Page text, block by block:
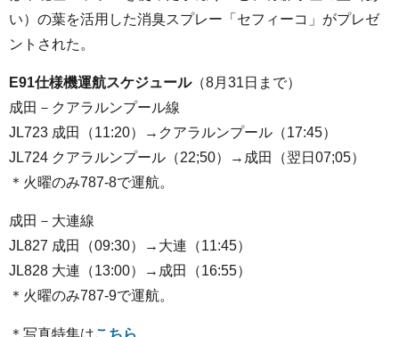
い）の葉を活用した消臭スプレー「セフィーコ」がプレゼ
ントされた。
E91仕様機運航スケジュール（8月31日まで）
成田－クアラルンプール線
JL723 成田（11:20）→クアラルンプール（17:45）
JL724 クアラルンプール（22;50）→成田（翌日07;05）
＊火曜のみ787-8で運航。
成田－大連線
JL827 成田（09:30）→大連（11:45）
JL828 大連（13:00）→成田（16:55）
＊火曜のみ787-9で運航。